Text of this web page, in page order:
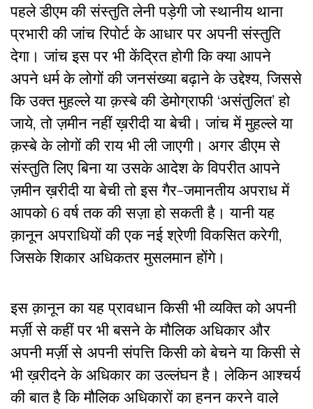
पहले डीएम की संस्तुति लेनी पड़ेगी जो स्थानीय थाना
प्रभारी की जांच रिपोर्ट के आधार पर अपनी संस्तुति
देगा। जांच इस पर भी केंद्रित होगी कि क्या आपने
अपने धर्म के लोगों की जनसंख्या बढ़ाने के उद्देश्य, जिससे
कि उक्त मुहल्ले या क़स्बे की डेमोग्राफी ‘असंतुलित’ हो
जाये, तो ज़मीन नहीं ख़रीदी या बेची। जांच में मुहल्ले या
क़स्बे के लोगों की राय भी ली जाएगी। अगर डीएम से
संस्तुति लिए बिना या उसके आदेश के विपरीत आपने
ज़मीन ख़रीदी या बेची तो इस गैर-जमानतीय अपराध में
आपको 6 वर्ष तक की सज़ा हो सकती है। यानी यह
क़ानून अपराधियों की एक नई श्रेणी विकसित करेगी,
जिसके शिकार अधिकतर मुसलमान होंगे।
इस क़ानून का यह प्रावधान किसी भी व्यक्ति को अपनी
मर्ज़ी से कहीं पर भी बसने के मौलिक अधिकार और
अपनी मर्ज़ी से अपनी संपत्ति किसी को बेचने या किसी से
भी ख़रीदने के अधिकार का उल्लंघन है। लेकिन आश्चर्य
की बात है कि मौलिक अधिकारों का हनन करने वाले